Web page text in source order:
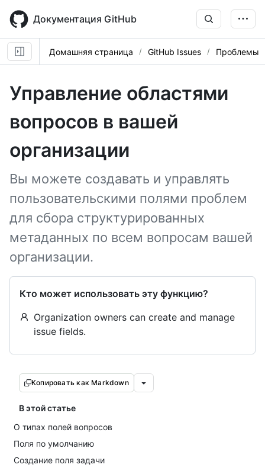
main
content
Документация GitHub
Домашняя страница GitHub Issues Проблемы
Управление областями
вопросов в вашей
организации
Вы можете создавать и управлять
пользовательскими полями проблем
для сбора структурированных
метаданных по всем вопросам вашей
организации.
Кто может использовать эту функцию?
Organization owners can create and manage
issue fields.
Копировать как Markdown
В этой статье
О типах полей вопросов
Поля по умолчанию
Создание поля задачи